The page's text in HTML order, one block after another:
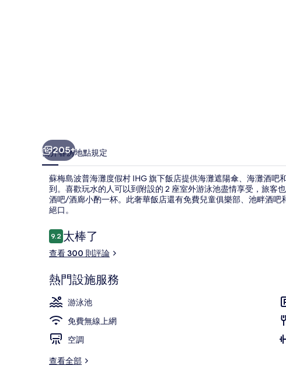
店
的
相
片
205+
簡介客房地點規定
蘇梅島波普海灘度假村 IHG 旗下飯店提供海灘遮陽傘、海灘酒
到。喜歡玩水的人可以到附設的 2 座室外游泳池盡情享受，旅客
酒吧/酒廊小酌一杯。此奢華飯店還有免費兒童俱樂部、池畔酒
絕口。
評
論
9.29.2 分，滿分 10 分，
太棒了
查看 300 則評論
熱門設施服務
游泳池
免費無線上網
空調
查看全部